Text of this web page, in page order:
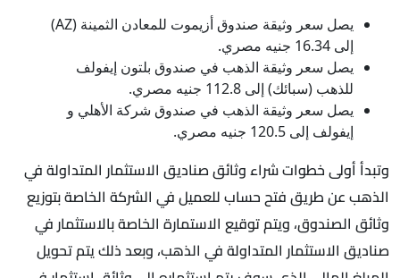
يصل سعر وثيقة صندوق أزيموت للمعادن الثمينة (AZ)
إلى 16.34 جنيه مصري.
يصل سعر وثيقة الذهب في صندوق بلتون إيفولف
للذهب (سبائك) إلى 112.8 جنيه مصري.
يصل سعر وثيقة الذهب في صندوق شركة الأهلي و
إيفولف إلى 120.5 جنيه مصري.
وتبدأ أولى خطوات شراء وثائق صناديق الاستثمار المتداولة في
الذهب عن طريق فتح حساب للعميل في الشركة الخاصة بتوزيع
وثائق الصندوق، ويتم توقيع الاستمارة الخاصة بالاستثمار في
صناديق الاستثمار المتداولة في الذهب، وبعد ذلك يتم تحويل